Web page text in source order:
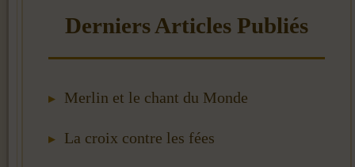
Merlin et le chant du Monde
La croix contre les fées